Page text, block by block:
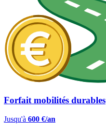
Forfait mobilités durables
Jusqu'à 600 €/an